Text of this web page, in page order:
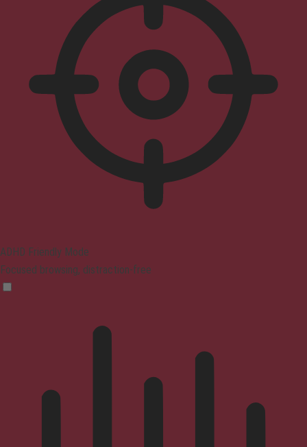
ADHD Friendly Mode
Focused browsing, distraction-free